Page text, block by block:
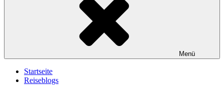
Menü
Startseite
Reiseblogs